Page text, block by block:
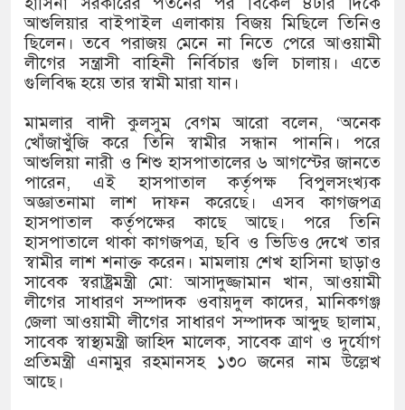
আশুলিয়ার বাইপাইল এলাকায় বিজয় মিছিলে তিনিও
ছিলেন। তবে পরাজয় মেনে না নিতে পেরে আওয়ামী
লীগের সন্ত্রাসী বাহিনী নির্বিচার গুলি চালায়। এতে
গুলিবিদ্ধ হয়ে তার স্বামী মারা যান।
মামলার বাদী কুলসুম বেগম আরো বলেন, ‘অনেক
খোঁজাখুঁজি করে তিনি স্বামীর সন্ধান পাননি। পরে
আশুলিয়া নারী ও শিশু হাসপাতালের ৬ আগস্টের জানতে
পারেন, এই হাসপাতাল কর্তৃপক্ষ বিপুলসংখ্যক
অজ্ঞাতনামা লাশ দাফন করেছে। এসব কাগজপত্র
হাসপাতাল কর্তৃপক্ষের কাছে আছে। পরে তিনি
হাসপাতালে থাকা কাগজপত্র, ছবি ও ভিডিও দেখে তার
স্বামীর লাশ শনাক্ত করেন। মামলায় শেখ হাসিনা ছাড়াও
সাবেক স্বরাষ্ট্রমন্ত্রী মো: আসাদুজ্জামান খান, আওয়ামী
লীগের সাধারণ সম্পাদক ওবায়দুল কাদের, মানিকগঞ্জ
জেলা আওয়ামী লীগের সাধারণ সম্পাদক আব্দুছ ছালাম,
সাবেক স্বাস্থ্যমন্ত্রী জাহিদ মালেক, সাবেক ত্রাণ ও দুর্যোগ
প্রতিমন্ত্রী এনামুর রহমানসহ ১৩০ জনের নাম উল্লেখ
আছে।